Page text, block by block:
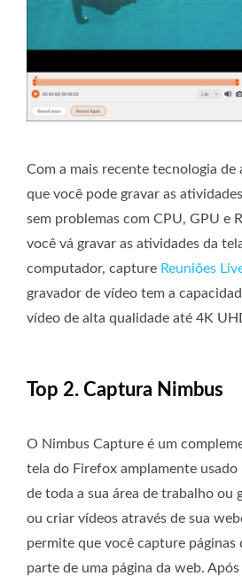
Com a mais recente tecnologia de
que você pode gravar as
sem problemas com CPU, GPU e
você vá gravar as atividades da
computador, capture Reuniões
gravador de vídeo tem a
vídeo de alta qualidade até 4K
Top 2. Captura Nimbus
O Nimbus Capture é um
tela do Firefox amplamente usado
de toda a sua área de trabalho ou
ou criar vídeos através de sua
permite que você capture páginas
parte de uma página da web.